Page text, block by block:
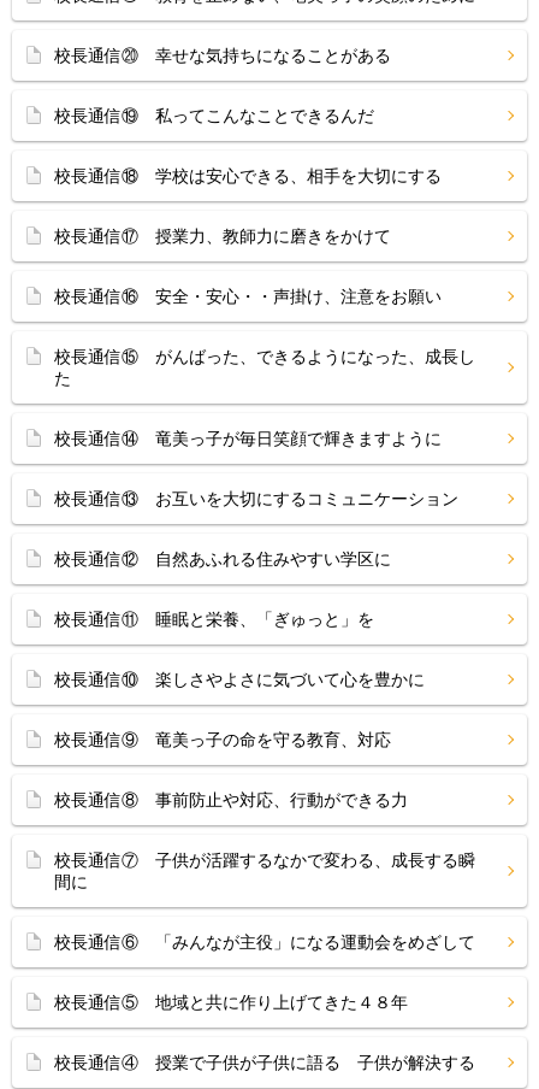
校長通信⑳ 幸せな気持ちになることがある
校長通信⑲ 私ってこんなことできるんだ
校長通信⑱ 学校は安心できる、相手を大切にする
校長通信⑰ 授業力、教師力に磨きをかけて
校長通信⑯ 安全・安心・・声掛け、注意をお願い
校長通信⑮ がんばった、できるようになった、成長し
た
校長通信⑭ 竜美っ子が毎日笑顔で輝きますように
校長通信⑬ お互いを大切にするコミュニケーション
校長通信⑫ 自然あふれる住みやすい学区に
校長通信⑪ 睡眠と栄養、「ぎゅっと」を
校長通信⑩ 楽しさやよさに気づいて心を豊かに
校長通信⑨ 竜美っ子の命を守る教育、対応
校長通信⑧ 事前防止や対応、行動ができる力
校長通信⑦ 子供が活躍するなかで変わる、成長する瞬
間に
校長通信⑥ 「みんなが主役」になる運動会をめざして
校長通信⑤ 地域と共に作り上げてきた４８年
校長通信④ 授業で子供が子供に語る 子供が解決する